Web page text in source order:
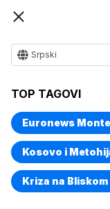
Srpski
TOP TAGOVI
Euronews
Kosovo i
Kriza na
Miroslav
Srbije